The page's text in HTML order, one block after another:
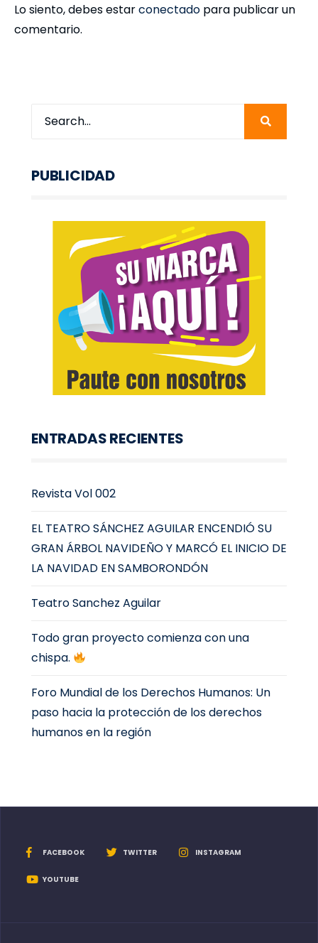
Lo siento, debes estarconectado para publicar un
comentario.
PUBLICIDAD
ENTRADAS RECIENTES
Revista Vol 002
EL TEATRO SÁNCHEZ AGUILAR ENCENDIÓ SU
GRAN ÁRBOL NAVIDEÑO Y MARCÓ EL INICIO DE
LA NAVIDAD EN SAMBORONDÓN
Teatro Sanchez Aguilar
Todo gran proyecto comienza con una
chispa.
Foro Mundial de los Derechos Humanos: Un
paso hacia la protección de los derechos
humanos en la región
FACEBOOK TWITTER INSTAGRAM
YOUTUBE